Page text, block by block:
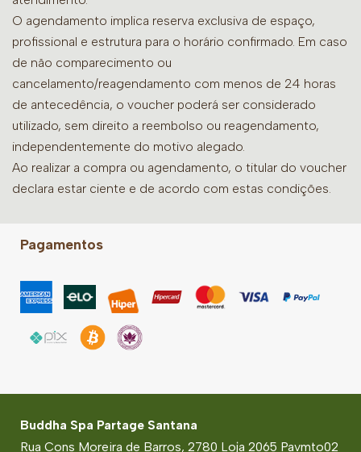
O agendamento implica reserva exclusiva de espaço,
profissional e estrutura para o horário confirmado. Em caso
de não comparecimento ou
cancelamento/reagendamento com menos de 24 horas
de antecedência, o voucher poderá ser considerado
utilizado, sem direito a reembolso ou reagendamento,
independentemente do motivo alegado.
Ao realizar a compra ou agendamento, o titular do voucher
declara estar ciente e de acordo com estas condições.
Pagamentos
Buddha Spa Partage Santana
Rua Cons Moreira de Barros, 2780 Loja 2065 Pavmto02